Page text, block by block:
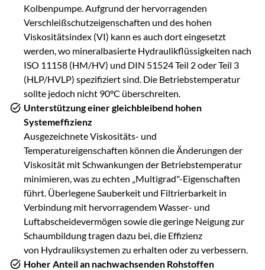
Kolbenpumpe. Aufgrund der hervorragenden
Verschleißschutzeigenschaften und des hohen
Viskositätsindex (VI) kann es auch dort eingesetzt
werden, wo mineralbasierte Hydraulikflüssigkeiten nach
ISO 11158 (HM/HV) und DIN 51524 Teil 2 oder Teil 3
(HLP/HVLP) spezifiziert sind. Die Betriebstemperatur
sollte jedoch nicht 90°C überschreiten.
Unterstützung einer gleichbleibend hohen
Systemeffizienz
Ausgezeichnete Viskositäts- und
Temperatureigenschaften können die Änderungen der
Viskosität mit Schwankungen der Betriebstemperatur
minimieren, was zu echten „Multigrad"-Eigenschaften
führt. Überlegene Sauberkeit und Filtrierbarkeit in
Verbindung mit hervorragendem Wasser- und
Luftabscheidevermögen sowie die geringe Neigung zur
Schaumbildung tragen dazu bei, die Effizienz
von Hydrauliksystemen zu erhalten oder zu verbessern.
Hoher Anteil an nachwachsenden Rohstoffen